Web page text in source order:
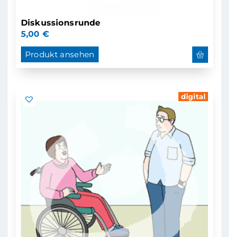
Diskussionsrunde
5,00 €
Produkt ansehen
digital